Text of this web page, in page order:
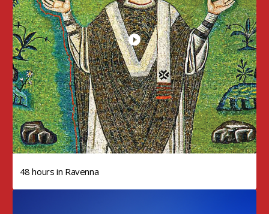
48 hours in Ravenna